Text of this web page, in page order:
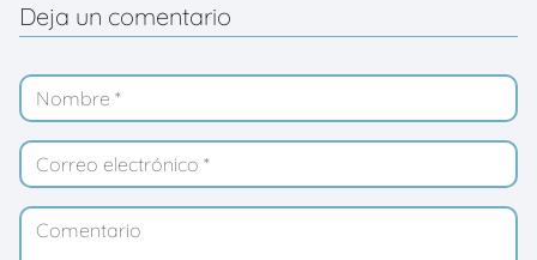
Deja un comentario